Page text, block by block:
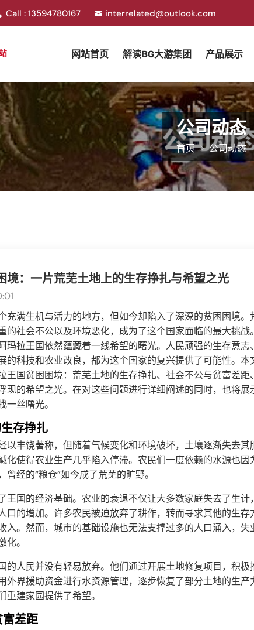
Call : 13594780167 interrelated@outlook.com
网站首页 解读BG大游集团 产品展示
公司动态
首页 公司动态
境：一片荒芜土地上的生存挣扎与希望之光
充满生机与活力的地方，但如今却陷入了深深的贫困困境。
的社会不公以及环境恶化，成为了这个国家面临的最大挑战
玛拉王国依然蕴藏着一线希望的曙光。人民顽强的生存意志
的科技和农业改良，都为这个国家的复兴提供了可能性。本
王国贫困困境：荒芜土地的生存挣扎、社会不公与贫富差距
现的希望之光。在对这些问题进行详细阐述的同时，也将展
一丝曙光。
存挣扎
以丰饶著称，但随着气候变化和环境破坏，土壤逐渐失去其
化使得农业生产几乎陷入停滞。农民们一度依赖的水源也因
经的“粮仓”如今成了荒芜的旷野。
王国的经济基础。农业的衰退不仅让大多数家庭失去了生计
口的增加。许多农民被迫放弃了耕作，转而寻求其他的生存
入。然而，城市的基础设施也无法支撑过多的人口涌入，失
。
的人民并没有轻易放弃。他们通过开展土地修复项目，积极
外界援助资金进行水资源管理，逐步恢复了部分土地的生产
重建家园提供了希望。
差距